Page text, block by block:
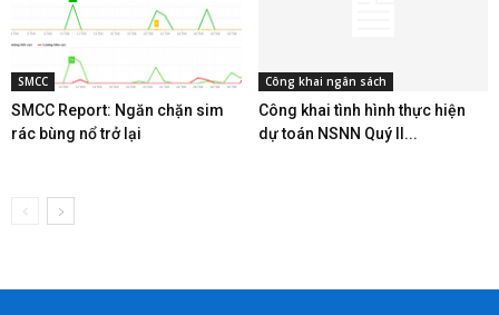
SMCC
SMCC Report: Ngăn chặn sim
rác bùng nổ trở lại
Công khai ngân sách
Công khai tình hình thực hiện
dự toán NSNN Quý II...